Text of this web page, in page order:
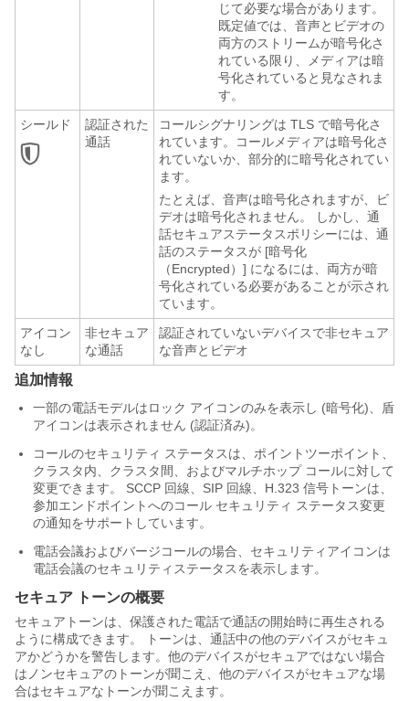
じて必要な場合があります。
既定値では、音声とビデオの
両方のストリームが暗号化さ
れている限り、メディアは暗
号化されていると見なされま
す。
シールド
認証された
通話
コールシグナリングは TLS で暗号化さ
れています。コールメディアは暗号化さ
れていないか、部分的に暗号化されてい
ます。
たとえば、音声は暗号化されますが、ビ
デオは暗号化されません。 しかし、通
話セキュアステータスポリシーには、通
話のステータスが [暗号化
（Encrypted）] になるには、両方が暗
号化されている必要があることが示され
ています。
アイコン
なし
非セキュア
な通話
認証されていないデバイスで非セキュア
な音声とビデオ
追加情報
一部の電話モデルはロック アイコンのみを表示し (暗号化)、盾
アイコンは表示されません (認証済み)。
コールのセキュリティ ステータスは、ポイントツーポイント、
クラスタ内、クラスタ間、およびマルチホップ コールに対して
変更できます。 SCCP 回線、SIP 回線、H.323 信号トーンは、
参加エンドポイントへのコール セキュリティ ステータス変更
の通知をサポートしています。
電話会議およびバージコールの場合、セキュリティアイコンは
電話会議のセキュリティステータスを表示します。
セキュア トーンの概要
セキュアトーンは、保護された電話で通話の開始時に再生される
ように構成できます。 トーンは、通話中の他のデバイスがセキュ
アかどうかを警告します。他のデバイスがセキュアではない場合
はノンセキュアのトーンが聞こえ、他のデバイスがセキュアな場
合はセキュアなトーンが聞こえます。